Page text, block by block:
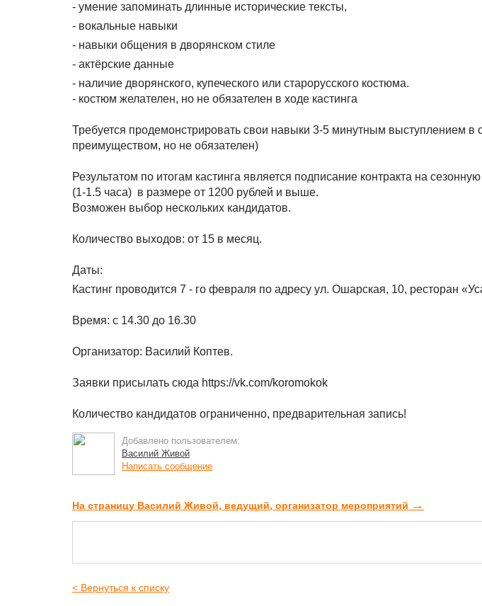
- умение запоминать длинные исторические тексты,
- вокальные навыки
- навыки общения в дворянском стиле
- актёрские данные
- наличие дворянского, купеческого или старорусского костюма.
- костюм желателен, но не обязателен в ходе кастинга
Требуется продемонстрировать свои навыки 3-5 минутным выступлением в
преимуществом, но не обязателен)
Результатом по итогам кастинга является подписание контракта на
(1-1.5 часа) в размере от 1200 рублей и выше.
Возможен выбор нескольких кандидатов.
Количество выходов: от 15 в месяц.
Даты:
Кастинг проводится 7 - го февраля по адресу ул. Ошарская, 10, ресторан
Время: с 14.30 до 16.30
Организатор: Василий Коптев.
Заявки присылать сюда https://vk.com/koromokok
Количество кандидатов ограниченно, предварительная запись!
Добавлено пользователем:
Василий Живой
Написать сообщение
На страницу Василий Живой, ведущий, организатор мероприятий →
< Вернуться к списку